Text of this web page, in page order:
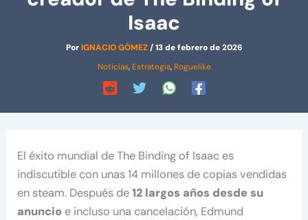
Isaac
PorIGNACIO GÓMEZ/13 de febrero de 2026
Noticias, Estrategia, Roguelike
El éxito mundial de The Binding of Isaac es
indiscutible con unas 14 millones de copias vendidas
en steam. Después de12 largos años desde su
anuncio e incluso una cancelación, Edmund